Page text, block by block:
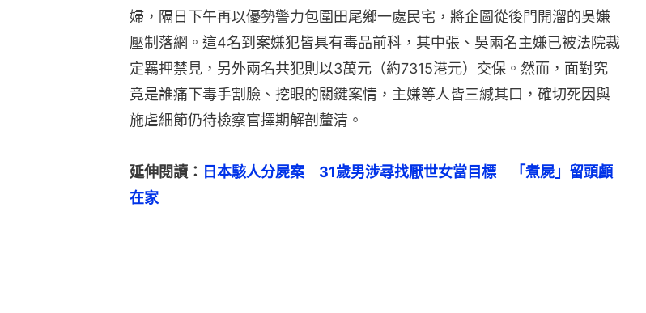
婦，隔日下午再以優勢警力包圍田尾鄉一處民宅，將企圖從後門開溜的吳嫌
壓制落網。這4名到案嫌犯皆具有毒品前科，其中張、吳兩名主嫌已被法院裁
定羈押禁見，另外兩名共犯則以3萬元（約7315港元）交保。然而，面對究
竟是誰痛下毒手割臉、挖眼的關鍵案情，主嫌等人皆三緘其口，確切死因與
施虐細節仍待檢察官擇期解剖釐清。
延伸閱讀： 日本駭人分屍案　31歲男涉尋找厭世女當目標　「煮屍」留頭顱
在家